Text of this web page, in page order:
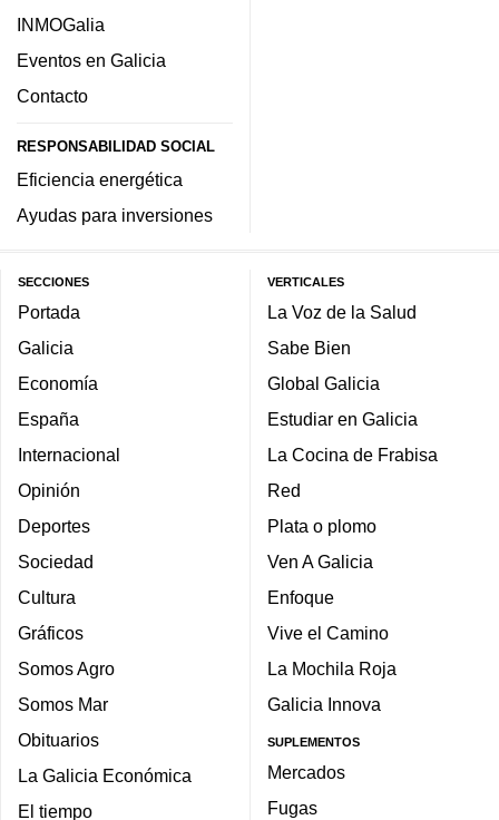
INMOGalia
Eventos en Galicia
Contacto
RESPONSABILIDAD SOCIAL
Eficiencia energética
Ayudas para inversiones
SECCIONES
Portada
Galicia
Economía
España
Internacional
Opinión
Deportes
Sociedad
Cultura
Gráficos
Somos Agro
Somos Mar
Obituarios
La Galicia Económica
El tiempo
VERTICALES
La Voz de la Salud
Sabe Bien
Global Galicia
Estudiar en Galicia
La Cocina de Frabisa
Red
Plata o plomo
Ven A Galicia
Enfoque
Vive el Camino
La Mochila Roja
Galicia Innova
SUPLEMENTOS
Mercados
Fugas